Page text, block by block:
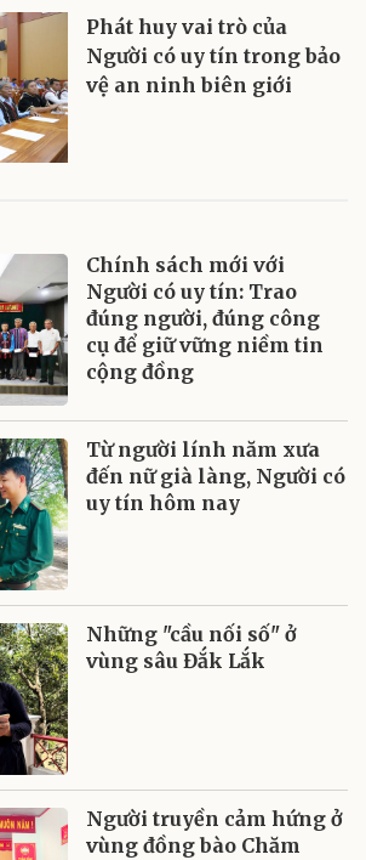
Phát huy vai trò của
Người có uy tín trong bảo
vệ an ninh biên giới
Chính sách mới với
Người có uy tín: Trao
đúng người, đúng công
cụ để giữ vững niềm tin
cộng đồng
Từ người lính năm xưa
đến nữ già làng, Người có
uy tín hôm nay
Những "cầu nối số" ở
vùng sâu Đắk Lắk
Người truyền cảm hứng ở
vùng đồng bào Chăm